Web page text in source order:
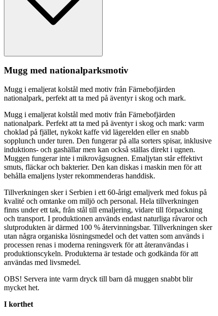
Mugg med nationalparksmotiv
Mugg i emaljerat kolstål med motiv från Färnebofjärden
nationalpark, perfekt att ta med på äventyr i skog och mark.
Mugg i emaljerat kolstål med motiv från Färnebofjärden
nationalpark. Perfekt att ta med på äventyr i skog och mark: varm
choklad på fjället, nykokt kaffe vid lägerelden eller en snabb
sopplunch under turen. Den fungerar på alla sorters spisar, inklusive
induktions- och gashällar men kan också ställas direkt i ugnen.
Muggen fungerar inte i mikrovågsugnen. Emaljytan står effektivt
smuts, fläckar och bakterier. Den kan diskas i maskin men för att
behålla emaljens lyster rekommenderas handdisk.
Tillverkningen sker i Serbien i ett 60-årigt emaljverk med fokus på
kvalité och omtanke om miljö och personal. Hela tillverkningen
finns under ett tak, från stål till emaljering, vidare till förpackning
och transport. I produktionen används endast naturliga råvaror och
slutprodukten är därmed 100 % återvinningsbar. Tillverkningen sker
utan några organiska lösningsmedel och det vatten som används i
processen renas i moderna reningsverk för att återanvändas i
produktionscykeln. Produkterna är testade och godkända för att
användas med livsmedel.
OBS! Servera inte varm dryck till barn då muggen snabbt blir
mycket het.
I korthet